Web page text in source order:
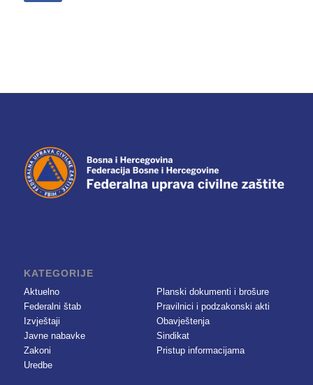
KATEGORIJE
Aktuelno
Federalni štab
Izvještaji
Javne nabavke
Zakoni
Uredbe
Planski dokumenti i brošure
Pravilnici i podzakonski akti
Obavještenja
Sindikat
Pristup informacijama